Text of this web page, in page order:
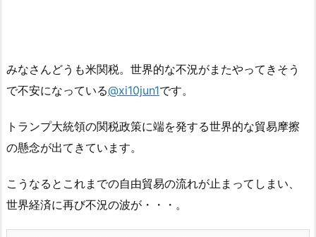
みなさんどうも米関税。世界的な不況がまたやってきそう
で不安になっている@xi10jun1です。
トランプ大統領の関税政策に端を発する世界的な貿易摩擦
の懸念が出てきています。
こうなるとこれまでの自由貿易の流れが止まってしまい、
世界経済に再び不況の波が・・・。